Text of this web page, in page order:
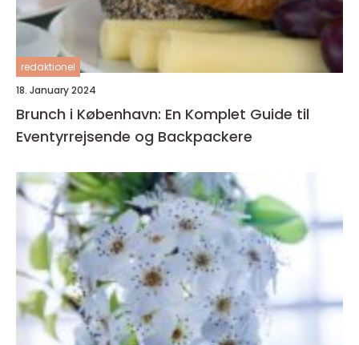
redaktionel
18. January 2024
Brunch i København: En Komplet Guide til
Eventyrrejsende og Backpackere